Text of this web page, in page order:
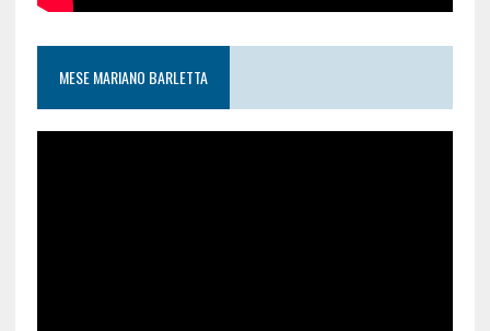
MESE MARIANO BARLETTA